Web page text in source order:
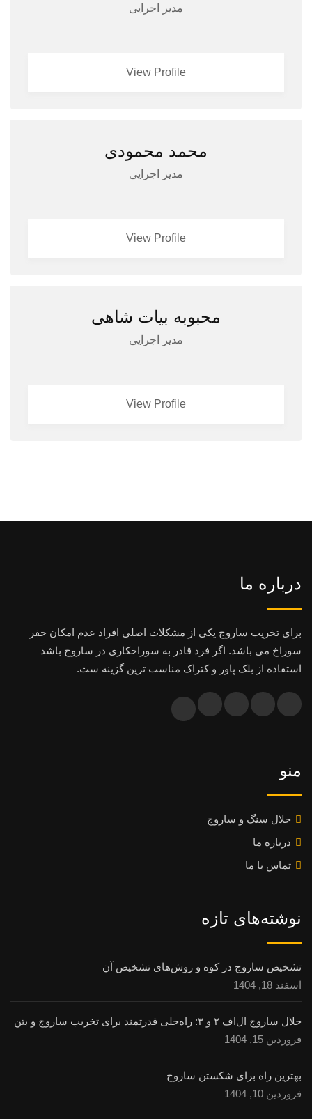
مدیر اجرایی
View Profile
محمد محمودی
مدیر اجرایی
View Profile
محبوبه بیات شاهی
مدیر اجرایی
View Profile
درباره ما
برای تخریب ساروج یکی از مشکلات اصلی افراد عدم امکان حفر
سوراخ می باشد. اگر فرد قادر به سوراخکاری در ساروج باشد
استفاده از بلک پاور و کتراک مناسب ترین گزینه ست.
منو
حلال سنگ و ساروج
درباره ما
تماس با ما
نوشته‌های تازه
تشخیص ساروج در کوه و روش‌های تشخیص آن
اسفند 18, 1404
حلال ساروج ال‌اف ۲ و ۳: راه‌حلی قدرتمند برای تخریب ساروج و بتن
فروردین 15, 1404
بهترین راه برای شکستن ساروج
فروردین 10, 1404